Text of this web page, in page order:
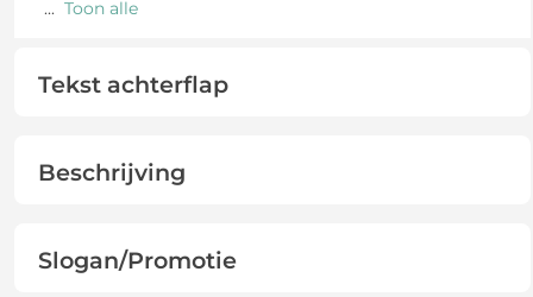
... Toon alle
Tekst achterflap
Beschrijving
Slogan/Promotie